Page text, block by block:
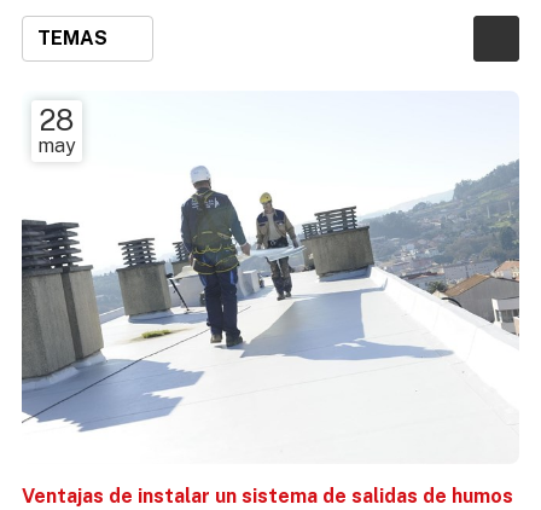
TEMAS
28
may
Ventajas de instalar un sistema de salidas de humos